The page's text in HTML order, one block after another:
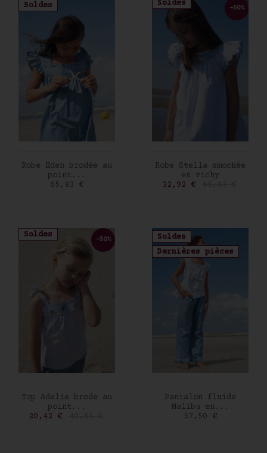
Soldes
AJOUTER AU PANIER
Robe Eden brodée au
point...
Prix
65,83 €
Soldes
AJOUTER AU PANIER
Robe Stella smockée
en vichy
Prix
32,92 €
-50%
Soldes
AJOUTER AU PANIER
Top Adelie brode au
point...
Prix
20,42 €
-50%
Soldes
Dernières pièces
AJOUTER AU PANIER
Pantalon fluide
Malibu en...
Prix
57,50 €